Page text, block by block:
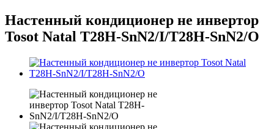
Настенный кондиционер не инвертор
Tosot Natal T28H-SnN2/I/T28H-SnN2/O